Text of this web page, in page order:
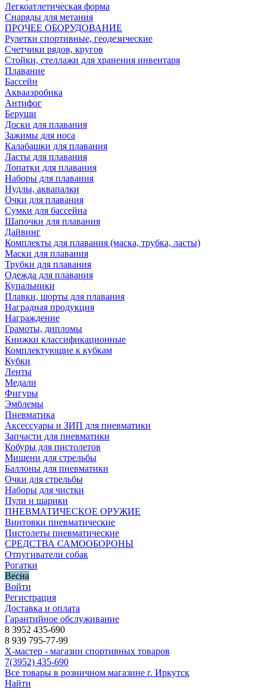
Легкоатлетическая форма
Снаряды для метания
ПРОЧЕЕ ОБОРУДОВАНИЕ
Рулетки спортивные, геодезические
Счетчики рядов, кругов
Стойки, стеллажи для хранения инвентаря
Плавание
Бассейн
Аквааэробика
Антифог
Беруши
Доски для плавания
Зажимы для носа
Калабашки для плавания
Ласты для плавания
Лопатки для плавания
Наборы для плавания
Нудлы, аквапалки
Очки для плавания
Сумки для бассейна
Шапочки для плавания
Дайвинг
Комплекты для плавания (маска, трубка, ласты)
Маски для плавания
Трубки для плавания
Одежда для плавания
Купальники
Плавки, шорты для плавания
Наградная продукция
Награждение
Грамоты, дипломы
Книжки классификационные
Комплектующие к кубкам
Кубки
Ленты
Медали
Фигуры
Эмблемы
Пневматика
Аксессуары и ЗИП для пневматики
Запчасти для пневматики
Кобуры для пистолетов
Мишени для стрельбы
Баллоны для пневматики
Очки для стрельбы
Наборы для чистки
Пули и шарики
ПНЕВМАТИЧЕСКОЕ ОРУЖИЕ
Винтовки пневматические
Пистолеты пневматические
СРЕДСТВА САМООБОРОНЫ
Отпугиватели собак
Рогатки
Весна
Войти
Регистрация
Доставка и оплата
Гарантийное обслуживание
8 3952 435-690
8 939 795-77-99
Х-мастер - магазин спортивных товаров
7(3952) 435-690
Все товары в розничном магазине г. Иркутск
Найти